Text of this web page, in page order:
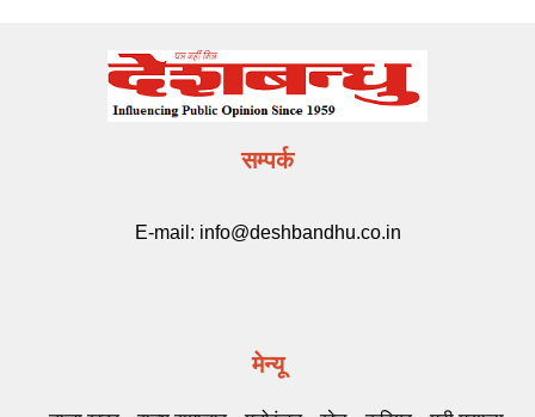
सम्पर्क
E-mail: info@deshbandhu.co.in
मेन्यू